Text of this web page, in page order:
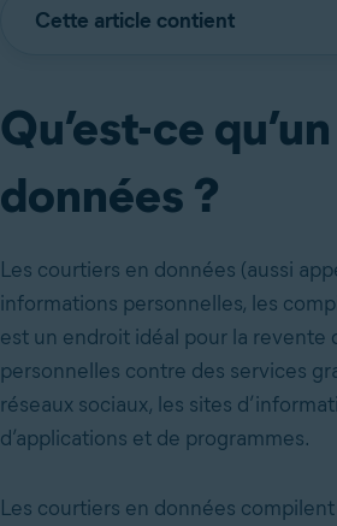
Cette article contient
Qu’est-ce
données ?
Les courtiers en données (aussi
informations personnelles, les
est un endroit idéal pour la revente
personnelles contre des services
réseaux sociaux, les sites
d’applications et de programmes.
Les courtiers en données